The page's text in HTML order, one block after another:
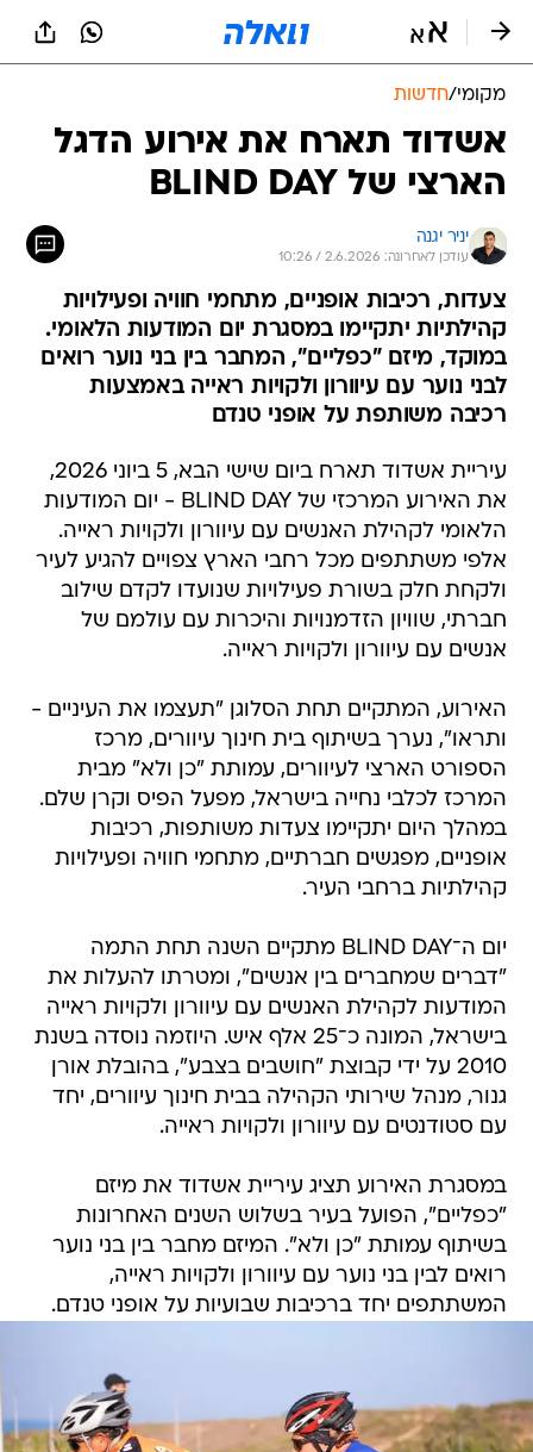
מקומי/חדשות
אשדוד תארח את אירוע הדגל
הארצי של BLIND DAY
יניר יגנה
עודכן לאחרונה: 2.6.2026 / 10:26
צעדות, רכיבות אופניים, מתחמי חוויה ופעילויות
קהילתיות יתקיימו במסגרת יום המודעות הלאומי.
במוקד, מיזם "כפליים", המחבר בין בני נוער רואים
לבני נוער עם עיוורון ולקויות ראייה באמצעות
רכיבה משותפת על אופני טנדם
עיריית אשדוד תארח ביום שישי הבא, 5 ביוני 2026,
את האירוע המרכזי של BLIND DAY - יום המודעות
הלאומי לקהילת האנשים עם עיוורון ולקויות ראייה.
אלפי משתתפים מכל רחבי הארץ צפויים להגיע לעיר
ולקחת חלק בשורת פעילויות שנועדו לקדם שילוב
חברתי, שוויון הזדמנויות והיכרות עם עולמם של
אנשים עם עיוורון ולקויות ראייה.
האירוע, המתקיים תחת הסלוגן "תעצמו את העיניים -
ותראו", נערך בשיתוף בית חינוך עיוורים, מרכז
הספורט הארצי לעיוורים, עמותת "כן ולא" מבית
המרכז לכלבי נחייה בישראל, מפעל הפיס וקרן שלם.
במהלך היום יתקיימו צעדות משותפות, רכיבות
אופניים, מפגשים חברתיים, מתחמי חוויה ופעילויות
קהילתיות ברחבי העיר.
יום ה־BLIND DAY מתקיים השנה תחת התמה
"דברים שמחברים בין אנשים", ומטרתו להעלות את
המודעות לקהילת האנשים עם עיוורון ולקויות ראייה
בישראל, המונה כ־25 אלף איש. היוזמה נוסדה בשנת
2010 על ידי קבוצת "חושבים בצבע", בהובלת אורן
גנור, מנהל שירותי הקהילה בבית חינוך עיוורים, יחד
עם סטודנטים עם עיוורון ולקויות ראייה.
במסגרת האירוע תציג עיריית אשדוד את מיזם
"כפליים", הפועל בעיר בשלוש השנים האחרונות
בשיתוף עמותת "כן ולא". המיזם מחבר בין בני נוער
רואים לבין בני נוער עם עיוורון ולקויות ראייה,
המשתתפים יחד ברכיבות שבועיות על אופני טנדם.